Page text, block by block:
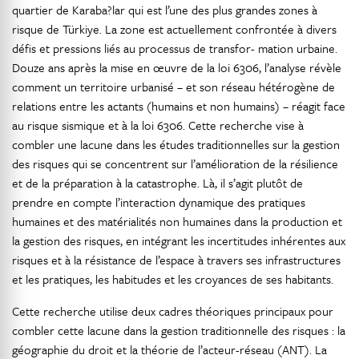
quartier de Karaba?lar qui est l’une des plus grandes zones à
risque de Türkiye. La zone est actuellement confrontée à divers
défis et pressions liés au processus de transfor- mation urbaine.
Douze ans après la mise en œuvre de la loi 6306, l’analyse révèle
comment un territoire urbanisé – et son réseau hétérogène de
relations entre les actants (humains et non humains) – réagit face
au risque sismique et à la loi 6306. Cette recherche vise à
combler une lacune dans les études traditionnelles sur la gestion
des risques qui se concentrent sur l’amélioration de la résilience
et de la préparation à la catastrophe. Là, il s’agit plutôt de
prendre en compte l’interaction dynamique des pratiques
humaines et des matérialités non humaines dans la production et
la gestion des risques, en intégrant les incertitudes inhérentes aux
risques et à la résistance de l’espace à travers ses infrastructures
et les pratiques, les habitudes et les croyances de ses habitants.
Cette recherche utilise deux cadres théoriques principaux pour
combler cette lacune dans la gestion traditionnelle des risques : la
géographie du droit et la théorie de l’acteur-réseau (ANT). La